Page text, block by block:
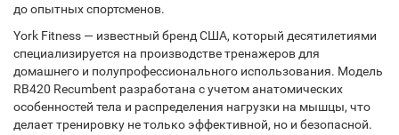
до опытных спортсменов.
York Fitness — известный бренд США, который десятилетиями
специализируется на производстве тренажеров для
домашнего и полупрофессионального использования. Модель
RB420 Recumbent разработана с учетом анатомических
особенностей тела и распределения нагрузки на мышцы, что
делает тренировку не только эффективной, но и безопасной.